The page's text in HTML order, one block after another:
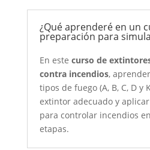
¿Qué aprenderé en un
preparación para
En este curso de
contra incendios,
tipos de fuego (A, B, C, D y
extintor adecuado y
para controlar incendios
etapas.